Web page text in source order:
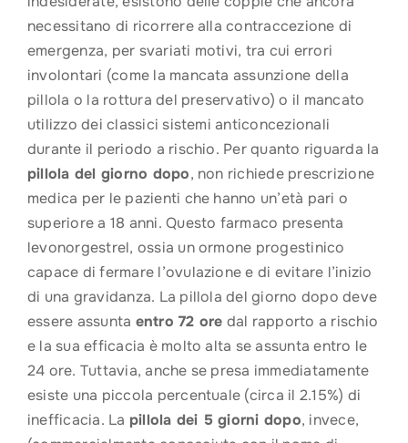
necessitano di ricorrere alla contraccezione di
emergenza, per svariati motivi, tra cui errori
involontari (come la mancata assunzione della
pillola o la rottura del preservativo) o il mancato
utilizzo dei classici sistemi anticoncezionali
durante il periodo a rischio. Per quanto riguarda la
pillola del giorno dopo, non richiede prescrizione
medica per le pazienti che hanno un’età pari o
superiore a 18 anni. Questo farmaco presenta
levonorgestrel, ossia un ormone progestinico
capace di fermare l’ovulazione e di evitare l’inizio
di una gravidanza. La pillola del giorno dopo deve
essere assunta entro 72 ore dal rapporto a rischio
e la sua efficacia è molto alta se assunta entro le
24 ore. Tuttavia, anche se presa immediatamente
esiste una piccola percentuale (circa il 2.15%) di
inefficacia. La pillola dei 5 giorni dopo, invece,